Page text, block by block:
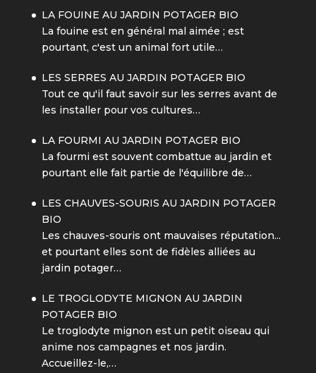
LA FOUINE AU JARDIN POTAGER BIO
La fouine est en général mal aimée ; est
pourtant, c'est un animal fort utile…
LES SERRES AU JARDIN POTAGER BIO
Tout ce qu'il faut savoir sur les serres avant de
les installer pour vos cultures…
LA FOURMI AU JARDIN POTAGER BIO
La fourmi est souvent combattue au jardin et
pourtant elle fait partie de l'équilibre de…
LES CHAUVES-SOURIS AU JARDIN POTAGER
BIO
Les chauves-souris ont mauvaises réputation...
et pourtant elles sont de fidèles alliées au
jardin potager…
LE TROGLODYTE MIGNON AU JARDIN
POTAGER BIO
Le troglodyte mignon est un petit oiseau qui
anime nos campagnes et nos jardin.
Accueillez-le,…